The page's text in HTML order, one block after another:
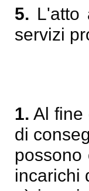
5. L'atto
servizi
1. Al fine
di
incarichi